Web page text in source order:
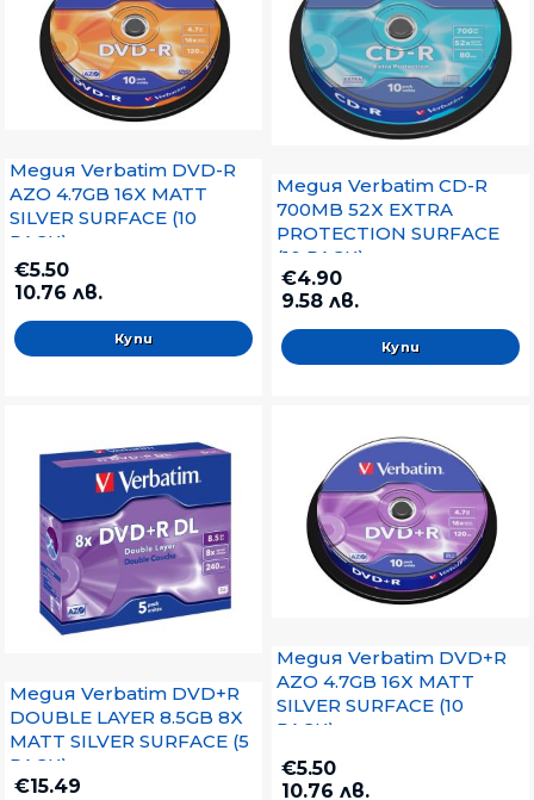
Медия Verbatim DVD-R
AZO 4.7GB 16X MATT
SILVER SURFACE (10
PACK)
€5.50
10.76 лв.
Медия Verbatim CD-R
700MB 52X EXTRA
PROTECTION SURFACE
(10 PACK)
€4.90
9.58 лв.
Медия Verbatim DVD+R
DOUBLE LAYER 8.5GB 8X
MATT SILVER SURFACE (5
PACK)
€15.49
Медия Verbatim DVD+R
AZO 4.7GB 16X MATT
SILVER SURFACE (10
PACK)
€5.50
10.76 лв.